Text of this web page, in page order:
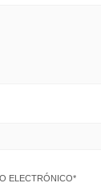
ELECTRÓNICO*